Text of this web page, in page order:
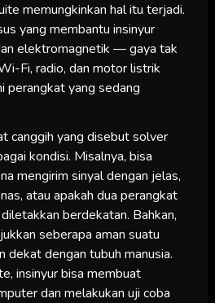
memungkinkan hal itu terjadi.
yang membantu insinyur
elektromagnetik — gaya tak
Fi, radio, dan motor listrik
yang sedang
canggih yang disebut solver
kondisi. Misalnya, bisa
mengirim sinyal dengan jelas,
atau apakah dua perangkat
berdekatan. Bahkan,
seberapa aman suatu
dekat dengan tubuh manusia.
insinyur bisa membuat
dan melakukan uji coba